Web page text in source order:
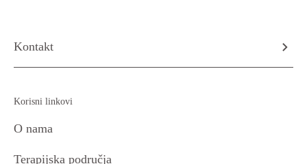
Kontakt
Korisni linkovi
O nama
Terapijska područja